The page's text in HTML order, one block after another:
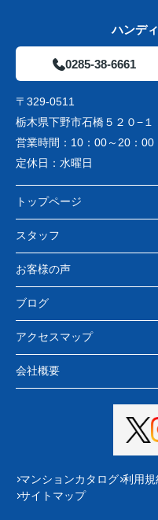
ハンデ
0285-38-6661
〒329-0511
栃木県下野市石橋５２０−１
営業時間： 10：00～20：00
定休日： 水曜日
トップページ
スタッフ
お客様の声
ブログ
アクセスマップ
会社概要
マンションカタログ 利用規
サイトマップ